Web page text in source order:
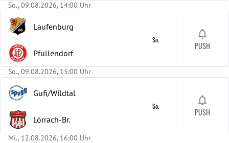
So., 09.08.2026, 14:00 Uhr
Laufenburg
Pfullendorf
So.
PUSH
So., 09.08.2026, 15:00 Uhr
Gufi/Wildtal
Lörrach-Br.
So.
PUSH
Mi., 12.08.2026, 16:00 Uhr